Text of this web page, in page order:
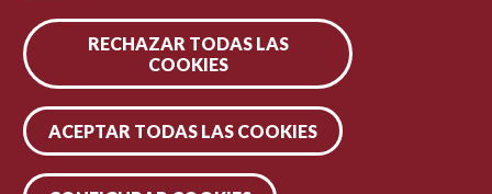
Síguenos en las redes
RECHAZAR TODAS LAS
COOKIES
ACEPTAR TODAS LAS COOKIES